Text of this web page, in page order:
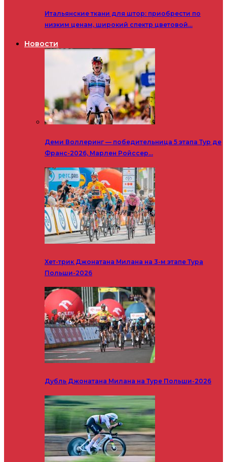
Итальянские ткани для штор: приобрести по
низким ценам, широкий спектр цветовой…
Новости
Деми Воллеринг — победительница 5 этапа Тур де
Франс-2026, Марлен Ройссер…
Хет-трик Джонатана Милана на 3-м этапе Тура
Польши-2026
Дубль Джонатана Милана на Туре Польши-2026